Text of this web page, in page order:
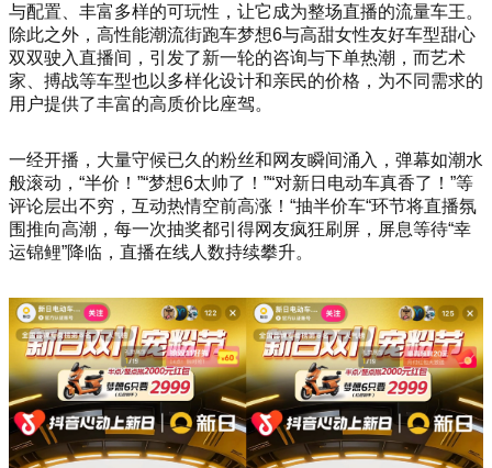
与配置、丰富多样的可玩性，让它成为整场直播的流量车王。
除此之外，高性能潮流街跑车梦想6与高甜女性友好车型甜心
双双驶入直播间，引发了新一轮的咨询与下单热潮，而艺术
家、搏战等车型也以多样化设计和亲民的价格，为不同需求的
用户提供了丰富的高质价比座驾。
一经开播，大量守候已久的粉丝和网友瞬间涌入，弹幕如潮水
般滚动，“半价！”“梦想6太帅了！”“对新日电动车真香了！”等
评论层出不穷，互动热情空前高涨！“抽半价车“环节将直播氛
围推向高潮，每一次抽奖都引得网友疯狂刷屏，屏息等待“幸
运锦鲤”降临，直播在线人数持续攀升。